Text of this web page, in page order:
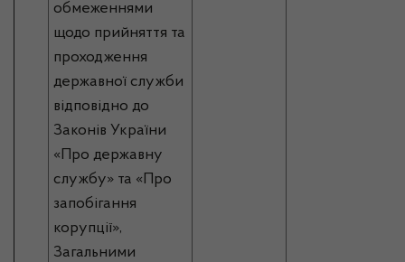
обмеженнями
щодо прийняття та
проходження
державної служби
відповідно до
Законів України
«Про державну
службу» та «Про
запобігання
корупції»,
Загальними